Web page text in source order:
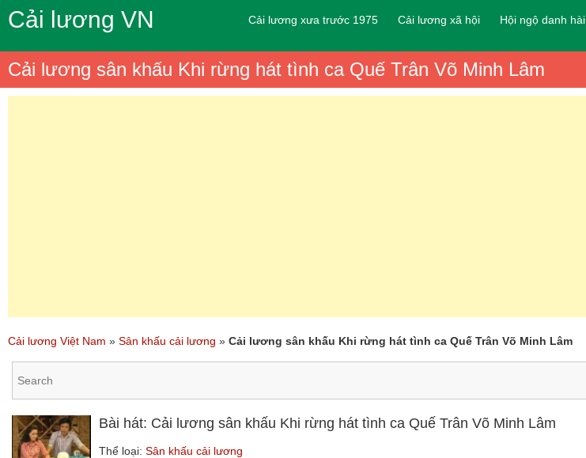
Cải lương VN Cải lương xưa trước 1975 Cải lương xã hội Hội ngộ danh hài
Cải lương sân khấu Khi rừng hát tình ca Quế Trân Võ Minh Lâm
Cải lương Việt Nam » Sân khấu cải lương » Cải lương sân khấu Khi rừng hát tình ca Quế Trân Võ Minh Lâm
Bài hát: Cải lương sân khấu Khi rừng hát tình ca Quế Trân Võ Minh Lâm
Thể loại:Sân khấu cải lương